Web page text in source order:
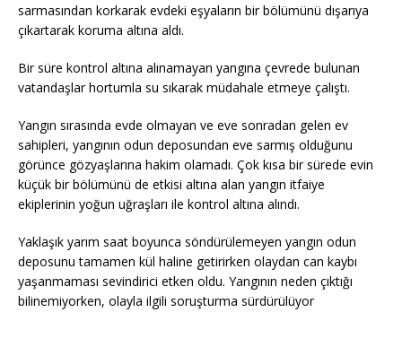
sarmasından korkarak evdeki eşyaların bir bölümünü dışarıya
çıkartarak koruma altına aldı.
Bir süre kontrol altına alınamayan yangına çevrede bulunan
vatandaşlar hortumla su sıkarak müdahale etmeye çalıştı.
Yangın sırasında evde olmayan ve eve sonradan gelen ev
sahipleri, yangının odun deposundan eve sarmış olduğunu
görünce gözyaşlarına hakim olamadı. Çok kısa bir sürede evin
küçük bir bölümünü de etkisi altına alan yangın itfaiye
ekiplerinin yoğun uğraşları ile kontrol altına alındı.
Yaklaşık yarım saat boyunca söndürülemeyen yangın odun
deposunu tamamen kül haline getirirken olaydan can kaybı
yaşanmaması sevindirici etken oldu. Yangının neden çıktığı
bilinemiyorken, olayla ilgili soruşturma sürdürülüyor